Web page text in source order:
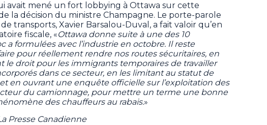
avait mené un fort lobbying à Ottawa sur cette
la décision du ministre Champagne. Le porte-parole
transports, Xavier Barsalou-Duval, a fait valoir qu’en
fiscale, «Ottawa donne suite à une des 10
a formulées avec l’industrie en octobre. Il reste
pour réellement rendre nos routes sécuritaires, en
droit pour les immigrants temporaires de travailler
dans ce secteur, en les limitant au statut de
en ouvrant une enquête officielle sur l’exploitation des
du camionnage, pour mettre un terme une bonne
des chauffeurs au rabais.»
Presse Canadienne